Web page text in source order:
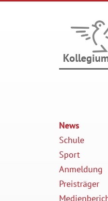
News
Schule
Sport
Anmeldung
Preisträger